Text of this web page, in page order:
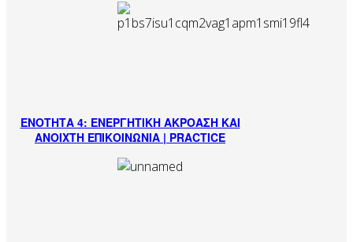
ΕΝΟΤΗΤΑ 4: ΕΝΕΡΓΗΤΙΚΗ ΑΚΡΟΑΣΗ ΚΑΙ
ΑΝΟΙΧΤΗ ΕΠΙΚΟΙΝΩΝΙΑ | PRACTICE